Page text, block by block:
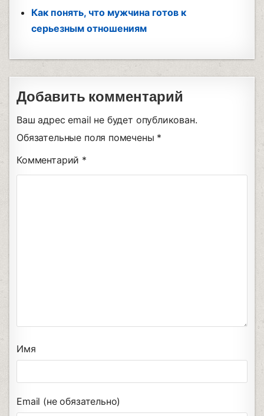
Как понять, что мужчина готов к
серьезным отношениям
Добавить комментарий
Ваш адрес email не будет опубликован.
Обязательные поля помечены *
Комментарий *
Имя
Email (не обязательно)